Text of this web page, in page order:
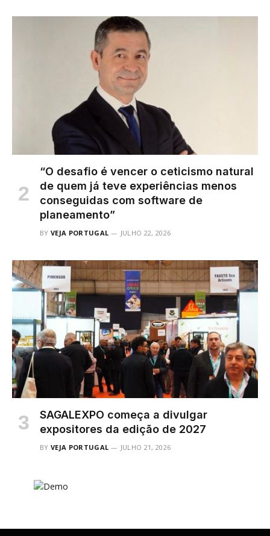
“O desafio é vencer o ceticismo natural
de quem já teve experiências menos
conseguidas com software de
planeamento”
BY VEJA PORTUGAL JULHO 22, 2026
SAGALEXPO começa a divulgar
expositores da edição de 2027
BY VEJA PORTUGAL JULHO 21, 2026